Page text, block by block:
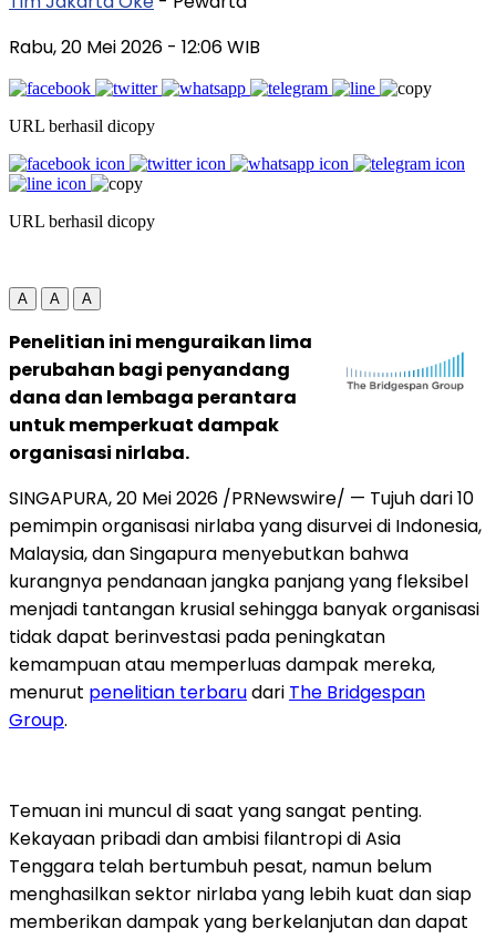
Rabu, 20 Mei 2026 - 12:06 WIB
URL berhasil dicopy
URL berhasil dicopy
A A A
Penelitian ini menguraikan lima
perubahan bagi penyandang
dana dan lembaga perantara
untuk memperkuat dampak
organisasi nirlaba.
SINGAPURA,20 Mei 2026 /PRNewswire/ — Tujuh dari 10
pemimpin organisasi nirlaba yang disurvei di Indonesia,
Malaysia, dan Singapura menyebutkan bahwa
kurangnya pendanaan jangka panjang yang fleksibel
menjadi tantangan krusial sehingga banyak organisasi
tidak dapat berinvestasi pada peningkatan
kemampuan atau memperluas dampak mereka,
menurut penelitian terbarudari The Bridgespan
Group.
Temuan ini muncul di saat yang sangat penting.
Kekayaan pribadi dan ambisi filantropi di Asia
Tenggara telah bertumbuh pesat, namun belum
menghasilkan sektor nirlaba yang lebih kuat dan siap
memberikan dampak yang berkelanjutan dan dapat